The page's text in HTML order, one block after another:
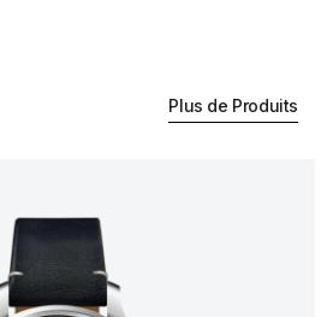
Plus de Produits